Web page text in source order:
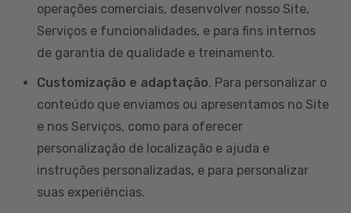
operações comerciais, desenvolver nosso Site,
Serviços e funcionalidades, e para fins internos
de garantia de qualidade e treinamento.
Customização e adaptação. Para personalizar o
conteúdo que enviamos ou apresentamos no Site
e nos Serviços, como para oferecer
personalização de localização e ajuda e
instruções personalizadas, e para personalizar
suas experiências.